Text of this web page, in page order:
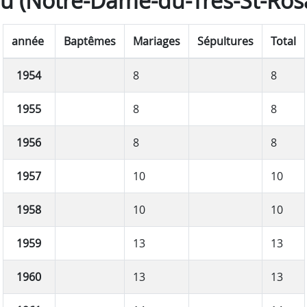
année Baptêmes Mariages Sépultures Total
1954 8 8
1955 8 8
1956 8 8
1957 10 10
1958 10 10
1959 13 13
1960 13 13